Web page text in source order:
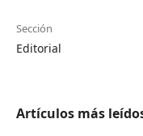
Sección
Editorial
Artículos más